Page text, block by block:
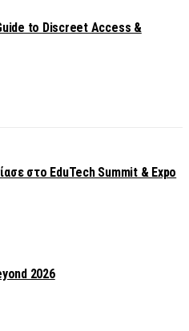
to Discreet Access &
στο EduTech Summit & Expo
2026